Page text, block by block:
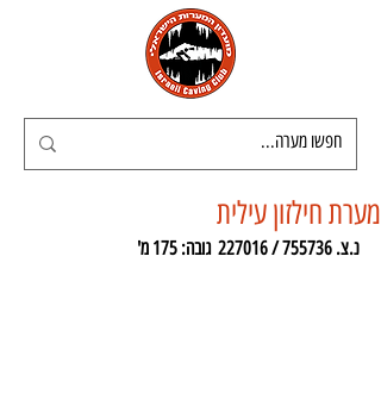
מערת חילזון עילית
נ.צ. 755736 / 227016  גובה: 175 מ'